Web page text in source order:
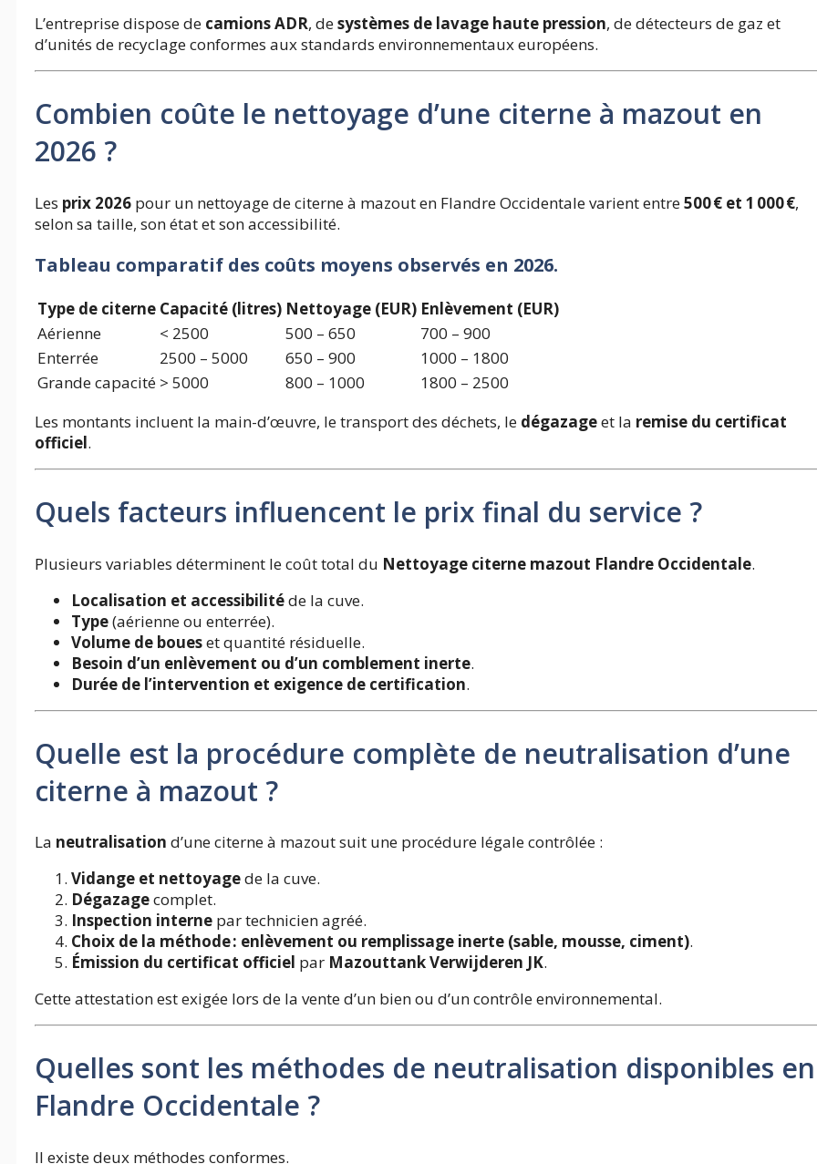
L’entreprise dispose de camions ADR, desystèmes de lavage haute pression, de détecteurs de gaz et
d’unités de recyclage conformes aux standards environnementaux européens.
Combien coûte le nettoyage d’une citerne à mazout en
2026 ?
Les prix 2026 pour un nettoyage de citerne à mazout en Flandre Occidentale varient entre500 € et 1 000 €,
selon sa taille, son état et son accessibilité.
Tableau comparatif des coûts moyens observés en 2026.
Type de citerne Capacité (litres) Nettoyage (EUR) Enlèvement (EUR)
Aérienne
< 2500 500 – 650
700 – 900
Enterrée
2500 – 5000 650 – 900
1000 – 1800
Grande capacité > 5000 800 – 1000
1800 – 2500
Les montants incluent la main-d’œuvre, le transport des déchets, le dégazageet la remise du certificat
officiel.
Quels facteurs influencent le prix final du service ?
Plusieurs variables déterminent le coût total du Nettoyage citerne mazout Flandre Occidentale.
Localisation et accessibilitéde la cuve.
Type(aérienne ou enterrée).
Volume de boueset quantité résiduelle.
Besoin d’un enlèvement ou d’un comblement inerte.
Durée de l’intervention et exigence de certification.
Quelle est la procédure complète de neutralisation d’une
citerne à mazout ?
La neutralisation d’une citerne à mazout suit une procédure légale contrôlée :
Vidange et nettoyagede la cuve.
Dégazagecomplet.
Inspection interne par technicien agréé.
Choix de la méthode : enlèvement ou remplissage inerte (sable, mousse, ciment).
Émission du certificat officiel par Mazouttank Verwijderen JK.
Cette attestation est exigée lors de la vente d’un bien ou d’un contrôle environnemental.
Quelles sont les méthodes de neutralisation disponibles en
Flandre Occidentale ?
Il existe deux méthodes conformes.